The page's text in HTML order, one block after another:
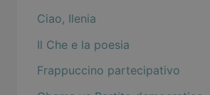
Ciao, Ilenia
Il Che e la poesia
Frappuccino partecipativo